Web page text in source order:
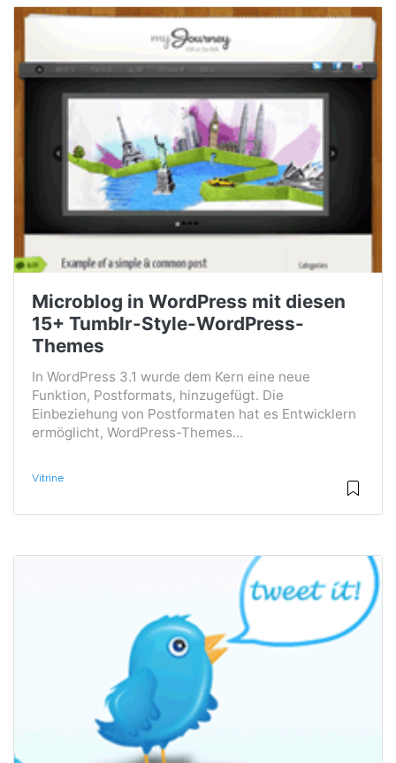
Microblog in WordPress mit diesen
15+ Tumblr-Style-WordPress-
Themes
In WordPress 3.1 wurde dem Kern eine neue
Funktion, Postformats, hinzugefügt. Die
Einbeziehung von Postformaten hat es Entwicklern
ermöglicht, WordPress-Themes...
Vitrine